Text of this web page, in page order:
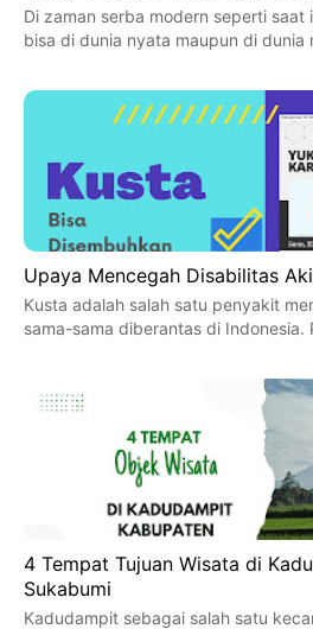
Di zaman serba modern seperti saat
bisa di dunia nyata maupun di dunia
Upaya Mencegah Disabilitas
Kusta adalah salah satu penyakit
sama-sama diberantas di Indonesia.
4 Tempat Tujuan Wisata di
Sukabumi
Kadudampit sebagai salah satu